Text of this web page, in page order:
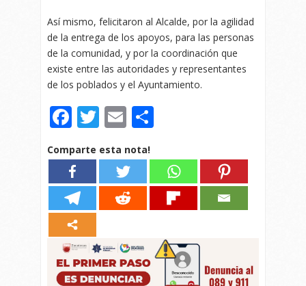
Así mismo, felicitaron al Alcalde, por la agilidad
de la entrega de los apoyos, para las personas
de la comunidad, y por la coordinación que
existe entre las autoridades y representantes
de los poblados y el Ayuntamiento.
Facebook
Twitter
Email
Comparte esta nota!